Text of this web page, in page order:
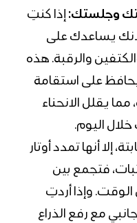
وجلستك: إذا كنتِ
يساعدك على
والرقبة. هذه
على استقامة
يقلل الانحناء
اليوم.
إلا أنها تمدد أوتار
فتجمع بين
وإذا أردتِ
مع رفع الذراع